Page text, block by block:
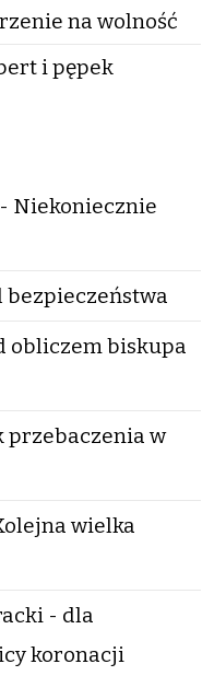
na wolność
i pępek
Niekoniecznie
bezpieczeństwa
obliczem biskupa
przebaczenia w
wielka
- dla
koronacji